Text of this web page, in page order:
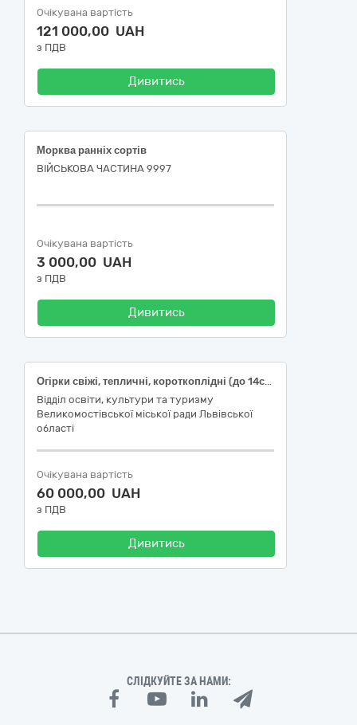
Очікувана вартість
121 000,00 UAH
з ПДВ
Дивитись
Морква ранніх сортів
ВІЙСЬКОВА ЧАСТИНА 9997
Очікувана вартість
3 000,00 UAH
з ПДВ
Дивитись
Огірки свіжі, тепличні, короткоплідні (до 14см), ДСТУ 3247; Помідори (томати) свіжі, польові, округлі, ДСТУ 3246; Морква молода свіжа, з обрізаною зеленню; Буряк столовий молодий, з обрізаною зеленню, першого товарного сорту
Відділ освіти, культури та туризму
Великомостівської міської ради Львівської
області
Очікувана вартість
60 000,00 UAH
з ПДВ
Дивитись
СЛІДКУЙТЕ ЗА НАМИ: